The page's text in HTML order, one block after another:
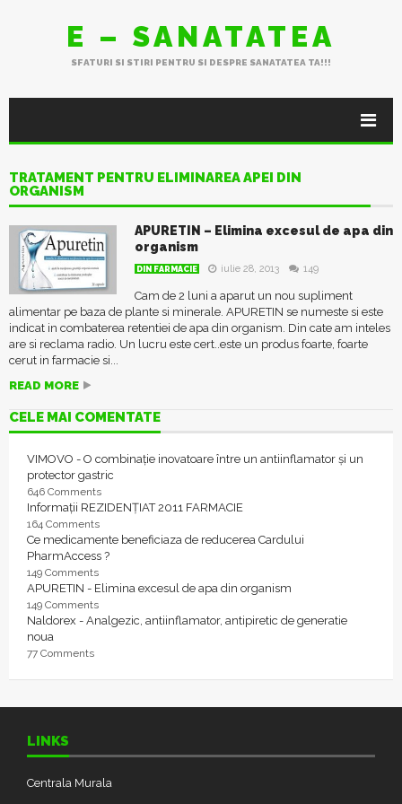
E – SANATATEA
SFATURI SI STIRI PENTRU SI DESPRE SANATATEA TA!!!
TRATAMENT PENTRU ELIMINAREA APEI DIN
ORGANISM
APURETIN – Elimina excesul de apa din
organism
DIN FARMACIE iulie 28, 2013 149
Cam de 2 luni a aparut un nou supliment
alimentar pe baza de plante si minerale. APURETIN se numeste si este
indicat in combaterea retentiei de apa din organism. Din cate am inteles
are si reclama radio. Un lucru este cert..este un produs foarte, foarte
cerut in farmacie si...
READ MORE
CELE MAI COMENTATE
VIMOVO - O combinație inovatoare între un antiinflamator și un
protector gastric
646 Comments
Informații REZIDENȚIAT 2011 FARMACIE
164 Comments
Ce medicamente beneficiaza de reducerea Cardului
PharmAccess ?
149 Comments
APURETIN - Elimina excesul de apa din organism
149 Comments
Naldorex - Analgezic, antiinflamator, antipiretic de generatie
noua
77 Comments
LINKS
Centrala Murala